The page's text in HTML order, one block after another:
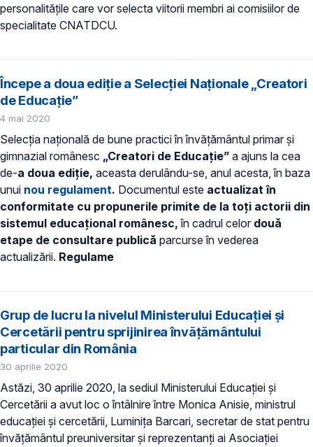
personalitățile care vor selecta viitorii membri ai comisiilor de
specialitate CNATDCU.
Începe a doua ediție a Selecției Naționale „Creatori
de Educație”
4 mai 2020
Selecția națională de bune practici în învățământul primar și
gimnazial românesc „Creatori de Educație” a ajuns la cea
de-a doua ediție, aceasta derulându-se, anul acesta, în baza
unui nou regulament. Documentul este actualizat în
conformitate cu propunerile primite de la toți actorii din
sistemul educațional românesc, în cadrul celor două
etape de consultare publică parcurse în vederea
actualizării. Regulame
Grup de lucru la nivelul Ministerului Educației și
Cercetării pentru sprijinirea învățământului
particular din România
30 aprilie 2020
Astăzi, 30 aprilie 2020, la sediul Ministerului Educației și
Cercetării a avut loc o întâlnire între Monica Anisie, ministrul
educației și cercetării, Luminița Barcari, secretar de stat pentru
învățământul preuniversitar și reprezentanți ai Asociației